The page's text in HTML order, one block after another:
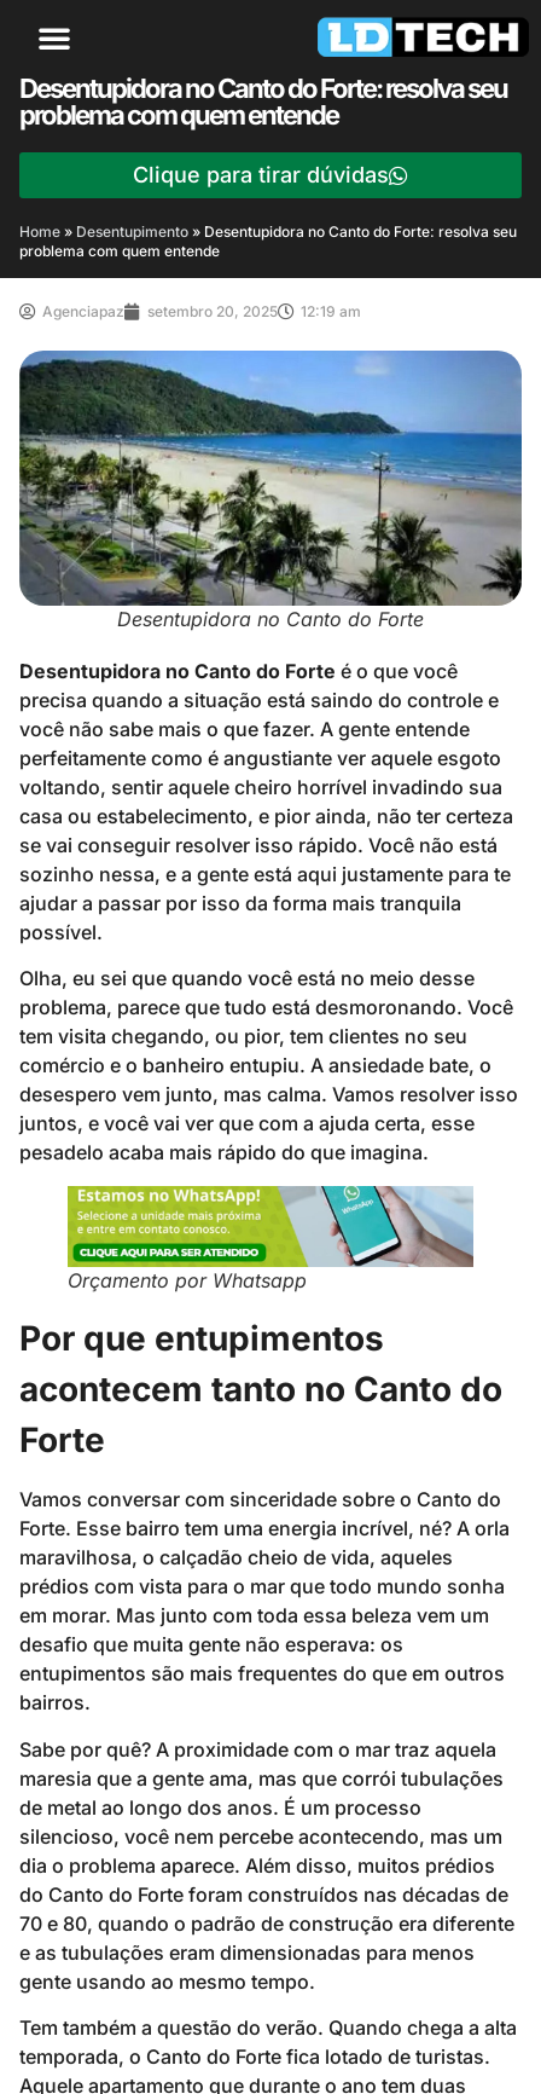
Desentupidora no Canto do Forte: resolva seu
problema com quem entende
Clique para tirar dúvidas
Home » Desentupimento » Desentupidora no Canto do Forte: resolva seu
problema com quem entende
Agenciapaz setembro 20, 2025 12:19 am
Desentupidora no Canto do Forte
Desentupidora no Canto do Forte é o que você
precisa quando a situação está saindo do controle e
você não sabe mais o que fazer. A gente entende
perfeitamente como é angustiante ver aquele esgoto
voltando, sentir aquele cheiro horrível invadindo sua
casa ou estabelecimento, e pior ainda, não ter certeza
se vai conseguir resolver isso rápido. Você não está
sozinho nessa, e a gente está aqui justamente para te
ajudar a passar por isso da forma mais tranquila
possível.
Olha, eu sei que quando você está no meio desse
problema, parece que tudo está desmoronando. Você
tem visita chegando, ou pior, tem clientes no seu
comércio e o banheiro entupiu. A ansiedade bate, o
desespero vem junto, mas calma. Vamos resolver isso
juntos, e você vai ver que com a ajuda certa, esse
pesadelo acaba mais rápido do que imagina.
Orçamento por Whatsapp
Por que entupimentos
acontecem tanto no Canto do
Forte
Vamos conversar com sinceridade sobre o Canto do
Forte. Esse bairro tem uma energia incrível, né? A orla
maravilhosa, o calçadão cheio de vida, aqueles
prédios com vista para o mar que todo mundo sonha
em morar. Mas junto com toda essa beleza vem um
desafio que muita gente não esperava: os
entupimentos são mais frequentes do que em outros
bairros.
Sabe por quê? A proximidade com o mar traz aquela
maresia que a gente ama, mas que corrói tubulações
de metal ao longo dos anos. É um processo
silencioso, você nem percebe acontecendo, mas um
dia o problema aparece. Além disso, muitos prédios
do Canto do Forte foram construídos nas décadas de
70 e 80, quando o padrão de construção era diferente
e as tubulações eram dimensionadas para menos
gente usando ao mesmo tempo.
Tem também a questão do verão. Quando chega a alta
temporada, o Canto do Forte fica lotado de turistas.
Aquele apartamento que durante o ano tem duas